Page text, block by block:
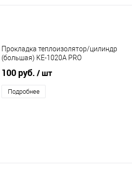
Прокладка теплоизолятор/цилиндр
(большая) KE-1020A PRO
100 руб. / шт
Подробнее